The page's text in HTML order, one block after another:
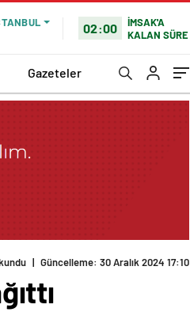
02:00
İMSAK'A
KALAN SÜRE
Gazeteler
| Güncelleme: 30 Aralık 2024 17:10